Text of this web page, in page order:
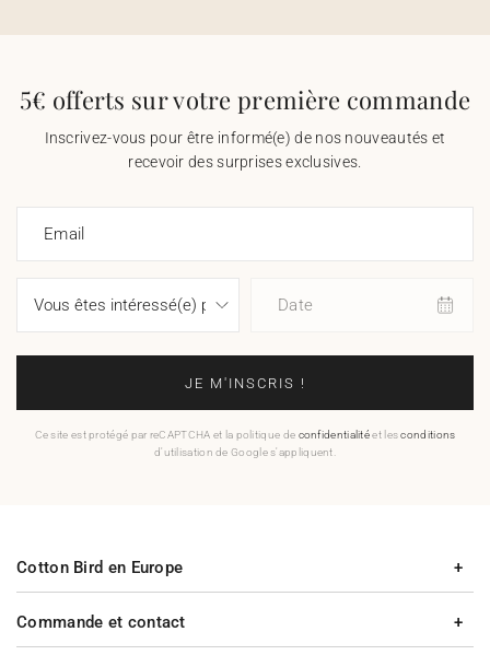
5€ offerts sur votre première commande
Inscrivez-vous pour être informé(e) de nos nouveautés et
recevoir des surprises exclusives.
Email
Date
JE M'INSCRIS !
Ce site est protégé par reCAPTCHA et la politique de confidentialitéet lesconditions
d'utilisation de Google s'appliquent.
Commande et contact
Cotton Bird en Europe